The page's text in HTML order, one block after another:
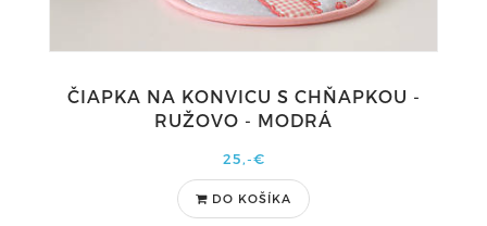
ČIAPKA NA KONVICU S CHŇAPKOU -
RUŽOVO - MODRÁ
25,-€
DO KOŠÍKA